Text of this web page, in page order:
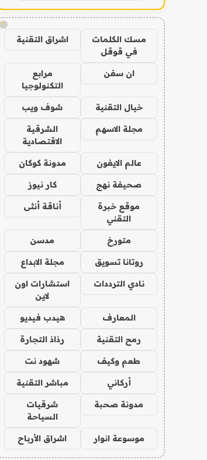
!
مسك الكلمات
في قوقل
اشراق التقنية
ان سفن
مرابع
التكنولوجيا
خيال التقنية شوف ويب
مجلة الاسهم
الشرقية
الاقتصادية
عالم الايفون مدونة كوكان
صحيفة نهج كار نيوز
موقع خبرة
التقني
أناقة أنثى
متورخ مدسن
روتانا تسويق مجلة الابداع
نادي الترددات
استشارات اون
لاين
المعارف هيدب فيديو
رمح التقنية رذاذ التجارة
طعم وكيف شهود نت
أركاني مباشر التقنية
مدونة صحبة
شرقيات
السياحة
موسوعة انوار اشراق الأرباح